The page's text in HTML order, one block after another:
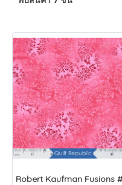
Robert Kaufman Fusions